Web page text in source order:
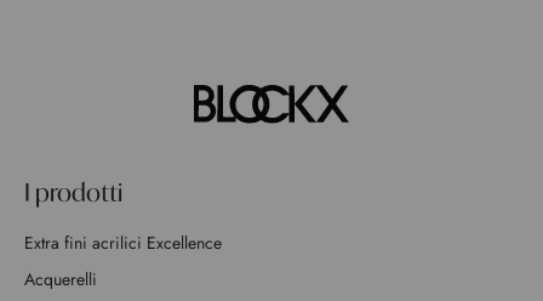
I prodotti
Extra fini acrilici Excellence
Acquerelli